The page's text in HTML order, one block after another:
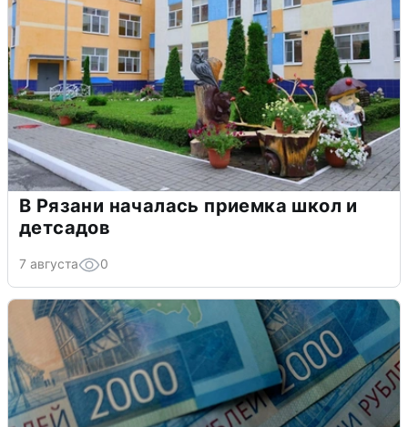
В Рязани началась приемка школ и
детсадов
7 августа 0